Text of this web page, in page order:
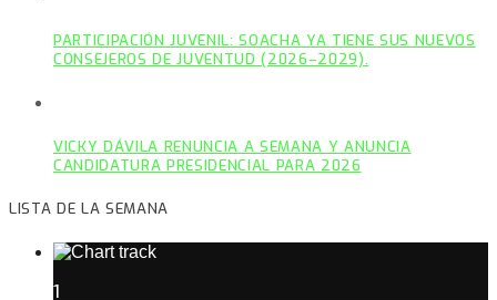
PARTICIPACIÓN JUVENIL: SOACHA YA TIENE SUS NUEVOS
CONSEJEROS DE JUVENTUD (2026–2029).
VICKY DÁVILA RENUNCIA A SEMANA Y ANUNCIA
CANDIDATURA PRESIDENCIAL PARA 2026
LISTA DE LA SEMANA
1